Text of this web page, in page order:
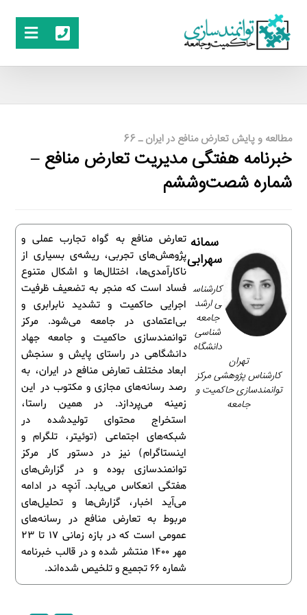
مطالعه و پایش تعارض منافع در ایران ـ 66
خبرنامه هفتگی مدیریت تعارض منافع –
شماره شصت‌وششم
تعارض منافع به گواه تجارب عملی و
پژوهش‌های تجربی، ریشه‌ی بسیاری از
ناکارآمدی‌ها، اختلال‌ها و اشکال متنوع
فساد است که منجر به تضعیف ظرفیت
اجرایی حاکمیت و تشدید نابرابری و
بی‌اعتمادی در جامعه می‌شود. مرکز
توانمندسازی حاکمیت و جامعه جهاد
دانشگاهی در راستای پایش و سنجش
ابعاد مختلف تعارض منافع در ایران، به
رصد رسانه‌های مجازی و مکتوب در این
زمینه می‌پردازد. در همین راستا،
استخراج محتوای تولیدشده در
شبکه‌های اجتماعی (توئیتر، تلگرام و
اینستاگرام) نیز در دستور کار مرکز
توانمندسازی بوده و در گزارش‌های
هفتگی انعکاس می‌یابد. آنچه در ادامه
می‌آید اخبار، گزارش‌ها و تحلیل‌های
مربوط به تعارض منافع در رسانه‌های
عمومی است که در بازه زمانی 17 تا 23
مهر 1400 منتشر شده و در قالب خبرنامه
شماره 66 تجمیع و تلخیص شده‌اند.
سمانه
سهرابی
کارشناس
ی ارشد
جامعه‌
شناسی
دانشگاه
تهران
کارشناس پژوهشی مرکز
توانمندسازی حاکمیت و
جامعه